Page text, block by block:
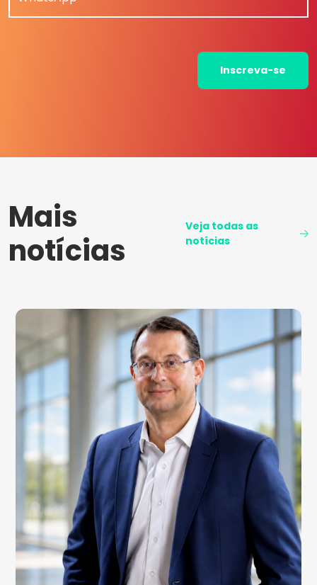
Inscreva-se
Mais
notícias
Veja todas as
notícias